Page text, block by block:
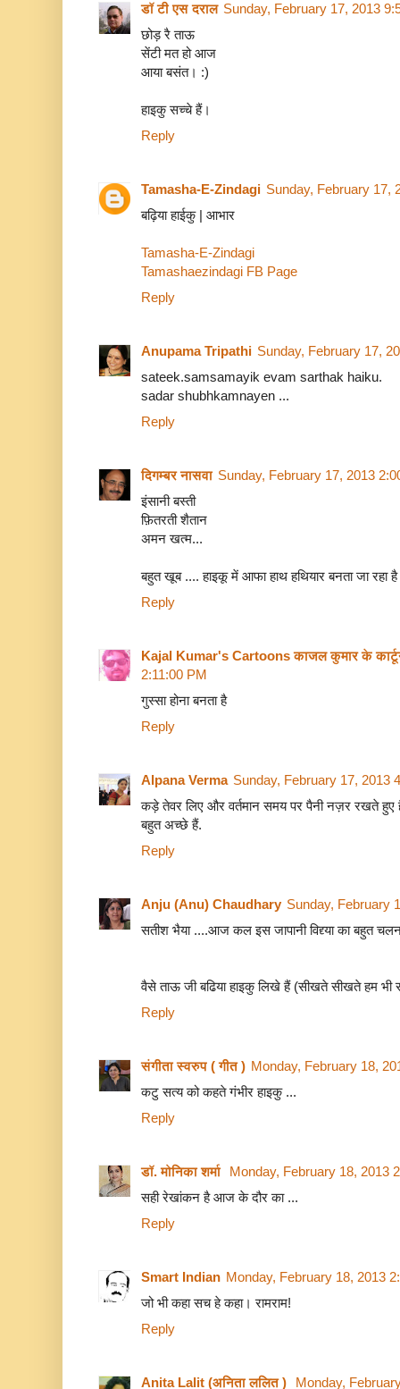
डॉ टी एस दराल Sunday, February 17, 2013
छोड़ रै ताऊ
सेंटी मत हो आज
आया बसंत। :)
हाइकु सच्चे हैं।
Reply
Tamasha-E-Zindagi Sunday, February 17,
बढ़िया हाईकु | आभार
Tamasha-E-Zindagi
Tamashaezindagi FB Page
Reply
Anupama Tripathi Sunday, February 17,
sateek.samsamayik evam sarthak haiku.
sadar shubhkamnayen ...
Reply
दिगम्बर नासवा Sunday, February 17, 2013
इंसानी बस्ती
फ़ितरती शैतान
अमन खत्म...
बहुत खूब .... हाइकू में आफा हाथ हथियार बनता जा रहा
Reply
Kajal Kumar's Cartoons काजल कुमार के
2:11:00 PM
गुस्सा होना बनता है
Reply
Alpana Verma Sunday, February 17, 2013
कड़े तेवर लिए और वर्तमान समय पर पैनी नज़र रखते
बहुत अच्छे हैं.
Reply
Anju (Anu) Chaudhary Sunday, February
सतीश भैया ....आज कल इस जापानी विद्द्या का बहुत
वैसे ताऊ जी बढिया हाइकु लिखे हैं (सीखते सीखते हम भी
Reply
संगीता स्वरुप ( गीत ) Monday, February 18,
कटु सत्य को कहते गंभीर हाइकु ...
Reply
डॉ. मोनिका शर्मा
Monday, February 18, 2013
सही रेखांकन है आज के दौर का ...
Reply
Smart Indian Monday, February 18, 2013
जो भी कहा सच हे कहा। रामराम!
Reply
Anita Lalit (अनिता ललित ) Monday,